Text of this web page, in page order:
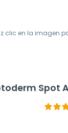
clic en la imagen
Spot